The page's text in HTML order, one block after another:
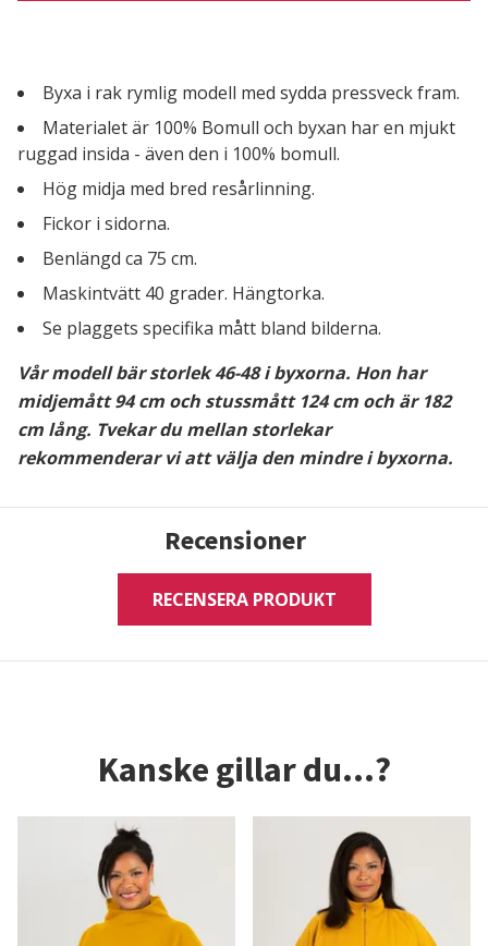
Byxa i rak rymlig modell med sydda pressveck fram.
Materialet är 100% Bomull och byxan har en mjukt
ruggad insida - även den i 100% bomull.
Hög midja med bred resårlinning.
Fickor i sidorna.
Benlängd ca 75 cm.
Maskintvätt 40 grader. Hängtorka.
Se plaggets specifika mått bland bilderna.
Vår modell bär storlek 46-48 i byxorna. Hon har
midjemått 94 cm och stussmått 124 cm och är 182
cm lång. Tvekar du mellan storlekar
rekommenderar vi att välja den mindre i byxorna.
Recensioner
RECENSERA PRODUKT
Kanske gillar du...?